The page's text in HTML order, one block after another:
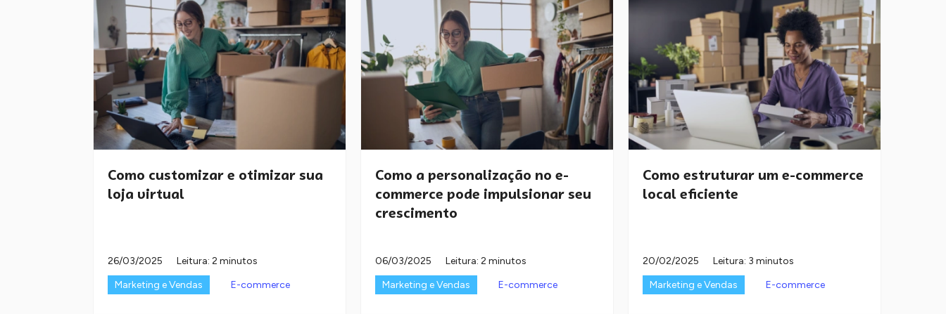
Como customizar e otimizar sua
loja virtual
26/03/2025
Leitura: 2 minutos
Marketing e Vendas
E-commerce
Como a personalização no e-
commerce pode impulsionar seu
crescimento
06/03/2025
Leitura: 2 minutos
Marketing e Vendas
E-commerce
Como estruturar um e-commerce
local eficiente
20/02/2025
Leitura: 3 minutos
Marketing e Vendas
E-commerce